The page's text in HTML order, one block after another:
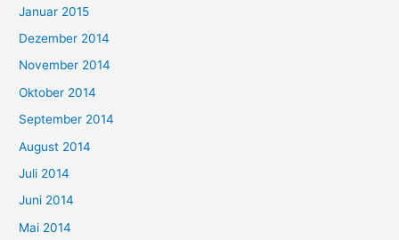
Januar 2015
Dezember 2014
November 2014
Oktober 2014
September 2014
August 2014
Juli 2014
Juni 2014
Mai 2014